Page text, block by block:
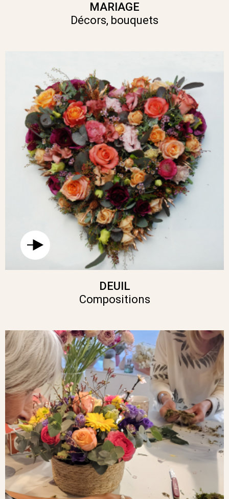
MARIAGE
Décors, bouquets
DEUIL
Compositions